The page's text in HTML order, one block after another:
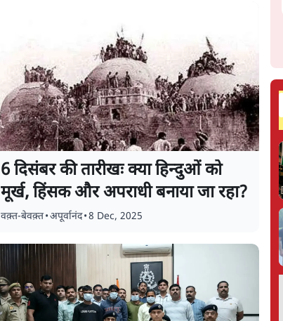
6 दिसंबर की तारीखः क्या हिन्दुओं को
मूर्ख, हिंसक और अपराधी बनाया जा रहा?
वक़्त-बेवक़्त•अपूर्वानंद•8 Dec, 2025